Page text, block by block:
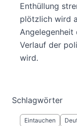
Enthüllung
plötzlich wird
Angelegenheit
Verlauf der
wird.
Schlagwörter
Eintauchen